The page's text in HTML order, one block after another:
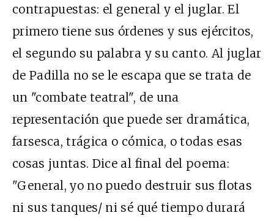
contrapuestas: el general y el juglar. El
primero tiene sus órdenes y sus ejércitos,
el segundo su palabra y su canto. Al juglar
de Padilla no se le escapa que se trata de
un "combate teatral", de una
representación que puede ser dramática,
farsesca, trágica o cómica, o todas esas
cosas juntas. Dice al final del poema:
"General, yo no puedo destruir sus flotas
ni sus tanques/ ni sé qué tiempo durará